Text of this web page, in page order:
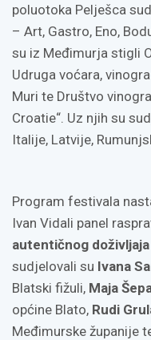
poluotoka Pelješca
– Art, Gastro, Eno,
su iz Međimurja stigli
Udruga voćara,
Muri te Društvo
Croatie“. Uz njih su
Italije, Latvije,
Program festivala
Ivan Vidali panel
autentičnog
sudjelovali su Ivana
Blatski fižuli, Maja
općine Blato, Rudi
Međimurske županije